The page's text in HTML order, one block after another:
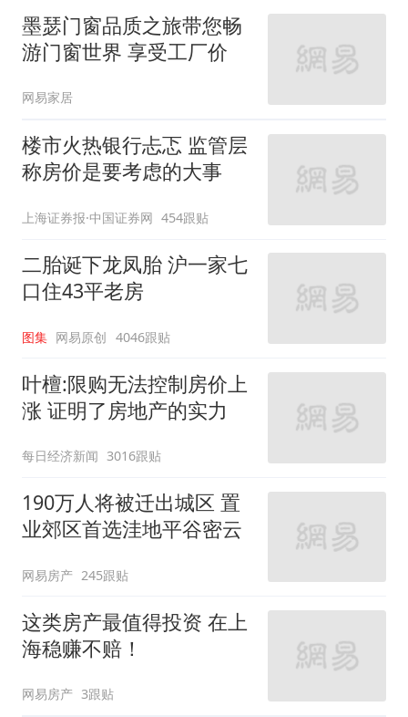
墨瑟门窗品质之旅带您畅
游门窗世界 享受工厂价
网易家居
楼市火热银行忐忑 监管层
称房价是要考虑的大事
上海证券报·中国证券网 454跟贴
二胎诞下龙凤胎 沪一家七
口住43平老房
图集 网易原创 4046跟贴
叶檀:限购无法控制房价上
涨 证明了房地产的实力
每日经济新闻 3016跟贴
190万人将被迁出城区 置
业郊区首选洼地平谷密云
网易房产 245跟贴
这类房产最值得投资 在上
海稳赚不赔！
网易房产 3跟贴